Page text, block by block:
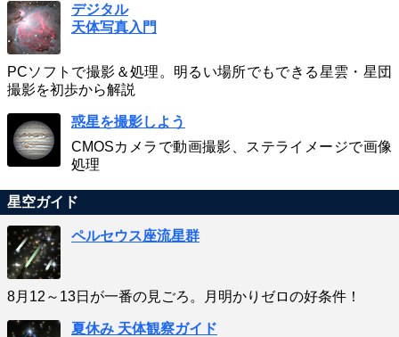
デジタル
天体写真入門
PCソフトで撮影＆処理。明るい場所でもできる星雲・星団
撮影を初歩から解説
惑星を撮影しよう
CMOSカメラで動画撮影、ステライメージで画像
処理
星空ガイド
ペルセウス座流星群
8月12～13日が一番の見ごろ。月明かりゼロの好条件！
夏休み 天体観察ガイド